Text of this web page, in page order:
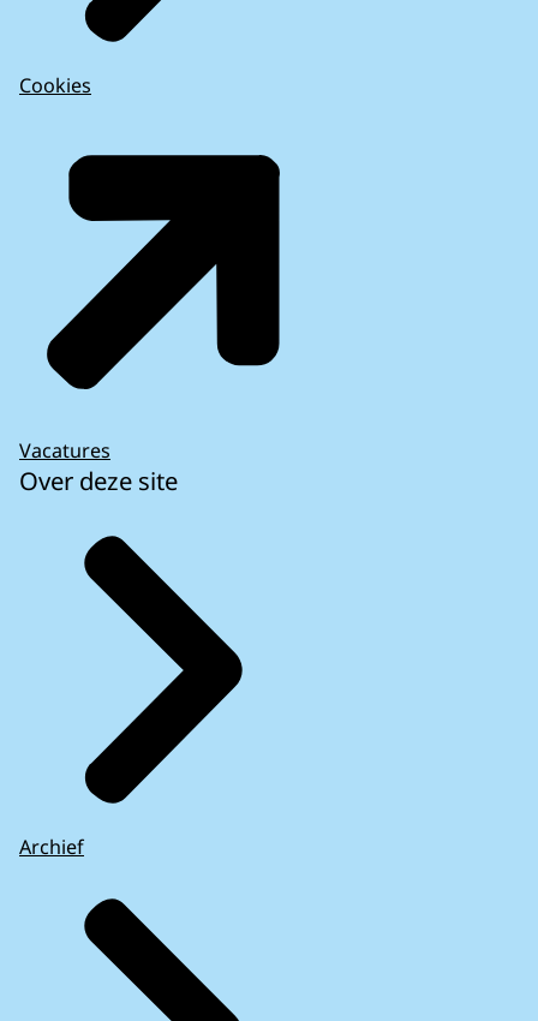
Cookies
Vacatures
Over deze site
Archief